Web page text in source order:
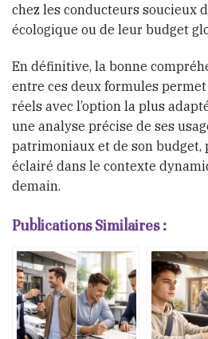
chez les conducteurs soucieux
écologique ou de leur budget
En définitive, la bonne
entre ces deux formules permet
réels avec l’option la plus
une analyse précise de ses
patrimoniaux et de son budget,
éclairé dans le contexte
demain.
Publications Similaires :